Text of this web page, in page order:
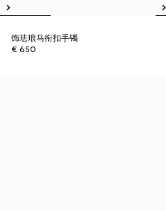
饰珐琅马衔扣手镯
€ 650